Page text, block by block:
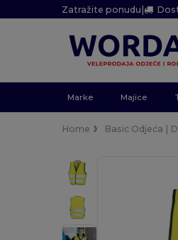
Zatražite ponudu|
Marke Majice
Home Basic Odjeća |